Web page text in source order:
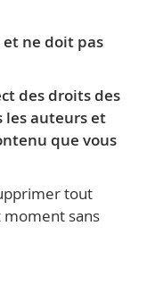
ne doit pas
des droits des
auteurs et
que vous
tout
sans